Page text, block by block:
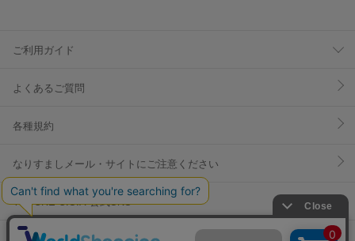
ご利用ガイド
よくあるご質問
各種規約
なりすましメール・サイトにご注意ください
YOSUKE U.S.A 公式SNS